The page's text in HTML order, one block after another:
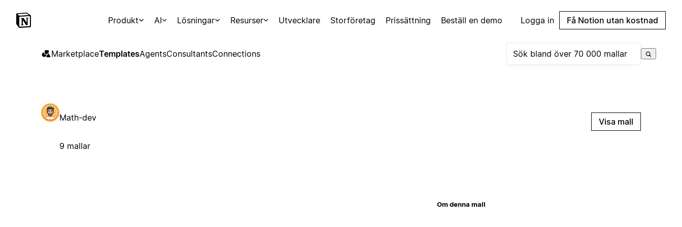
Produkt AI Lösningar Resurser Utvecklare Storföretag Prissättning Beställ en demo Logga in Få Notion utan kostnad
MarketplaceTemplatesAgentsConsultantsConnections
Math-dev
9 mallar
Visa mall
Om denna mall